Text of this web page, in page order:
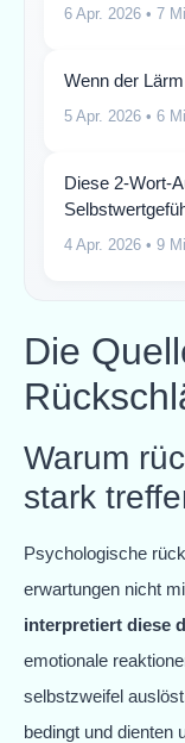
6 Apr. 2026 • 7
Wenn der
5 Apr. 2026 • 6
Diese 2-Wort-
4 Apr. 2026 • 9
Die
Warum
stark
Psychologische
erwartungen nicht
interpretiert diese
emotionale
selbstzweifel
bedingt und dienten